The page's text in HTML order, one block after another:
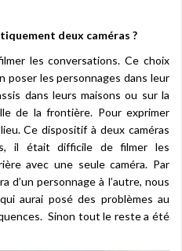
deux caméras ?
les conversations. Ce choix
poser les personnages dans leur
dans leurs maisons ou sur la
de la frontière. Pour exprimer
Ce dispositif à deux caméras
il était difficile de filmer les
avec une seule caméra. Par
d’un personnage à l’autre, nous
aurai posé des problèmes au
Sinon tout le reste a été